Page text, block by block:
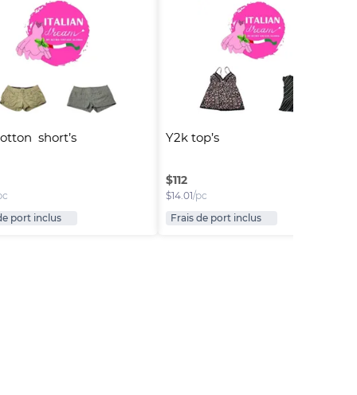
short’s
port inclus
Y2k top’s
$112
$14.01/pc
Frais de port inclus